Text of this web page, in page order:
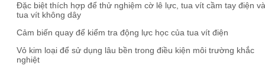
Đặc biệt thích hợp để thử nghiệm cờ lê lực, tua vít cầm tay điện và
tua vít không dây
Cảm biến quay để kiểm tra động lực học của tua vít điện
Vỏ kim loại để sử dụng lâu bền trong điều kiện môi trường khắc
nghiệt